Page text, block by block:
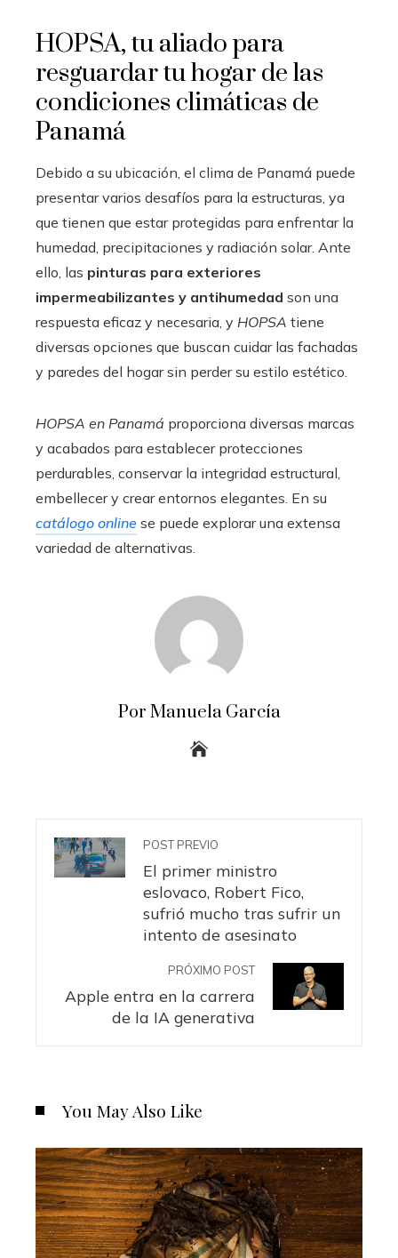
HOPSA, tu aliado para
resguardar tu hogar de las
condiciones climáticas de
Panamá
Debido a su ubicación, el clima de Panamá puede
presentar varios desafíos para la estructuras, ya
que tienen que estar protegidas para enfrentar la
humedad, precipitaciones y radiación solar. Ante
ello, las pinturas para exteriores
impermeabilizantes y antihumedad son una
respuesta eficaz y necesaria, y HOPSA tiene
diversas opciones que buscan cuidar las fachadas
y paredes del hogar sin perder su estilo estético.
HOPSA en Panamá proporciona diversas marcas
y acabados para establecer protecciones
perdurables, conservar la integridad estructural,
embellecer y crear entornos elegantes. En su
catálogo online se puede explorar una extensa
variedad de alternativas.
Por Manuela García
POST PREVIO
El primer ministro
eslovaco, Robert Fico,
sufrió mucho tras sufrir un
intento de asesinato
PRÓXIMO POST
Apple entra en la carrera
de la IA generativa
You May Also Like